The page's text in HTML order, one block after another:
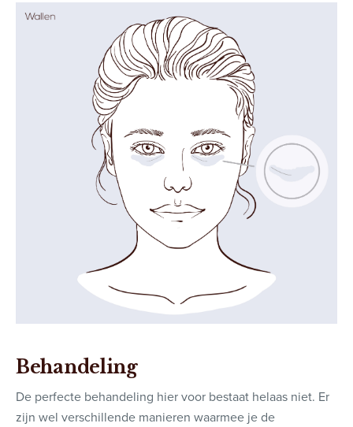
Behandeling
De perfecte behandeling hier voor bestaat helaas niet. Er
zijn wel verschillende manieren waarmee je de